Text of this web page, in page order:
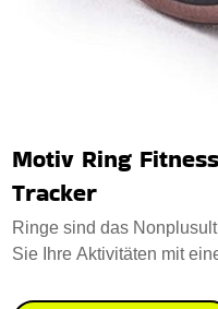
Motiv Ring
Tracker
Ringe sind das
Sie Ihre Aktivitäten mit